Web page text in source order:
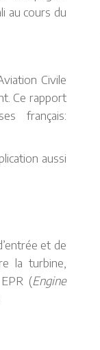
au cours du
Civile
Ce rapport
français:
aussi
et de
la turbine,
(Engine